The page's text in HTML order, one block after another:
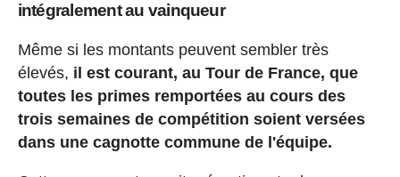
intégralement au vainqueur
Même si les montants peuvent sembler très
élevés, il est courant, au Tour de France, que
toutes les primes remportées au cours des
trois semaines de compétition soient versées
dans une cagnotte commune de l'équipe.